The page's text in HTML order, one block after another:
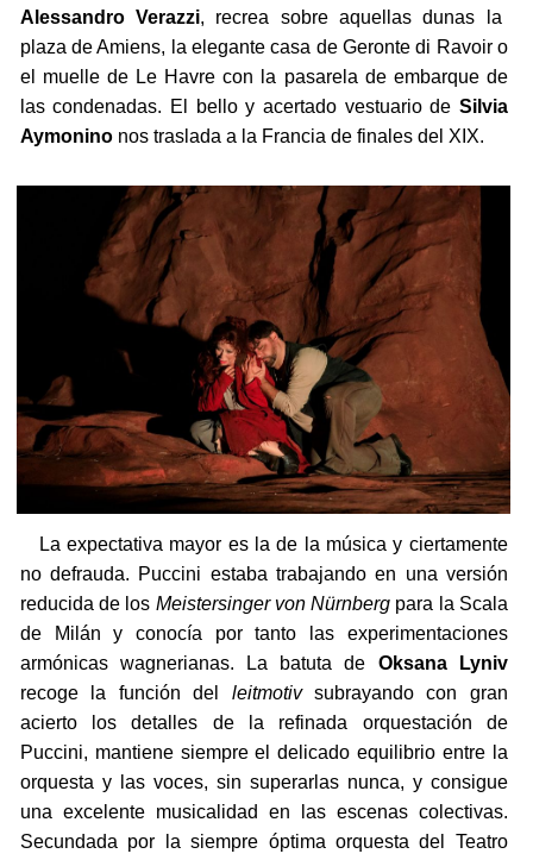
Alessandro Verazzi, recrea sobre aquellas dunas la
plaza de Amiens, la elegante casa de Geronte di Ravoir o
el muelle de Le Havre con la pasarela de embarque de
las condenadas. El bello y acertado vestuario de Silvia
Aymoninonos traslada a la Francia de finales del XIX.
La expectativa mayor es la de la música y ciertamente
no defrauda. Puccini estaba trabajando en una versión
reducida de los Meistersinger von Nürnberg para la Scala
de Milán y conocía por tanto las experimentaciones
armónicas wagnerianas. La batuta de Oksana Lyniv
recoge la función del leitmotivsubrayando con gran
acierto los detalles de la refinada orquestación de
Puccini, mantiene siempre el delicado equilibrio entre la
orquesta y las voces, sin superarlas nunca, y consigue
una excelente musicalidad en las escenas colectivas.
Secundada por la siempre óptima orquesta del Teatro